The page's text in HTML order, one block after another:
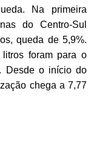
Na primeira
do Centro-Sul
queda de 5,9%.
foram para o
Desde o início do
chega a 7,77